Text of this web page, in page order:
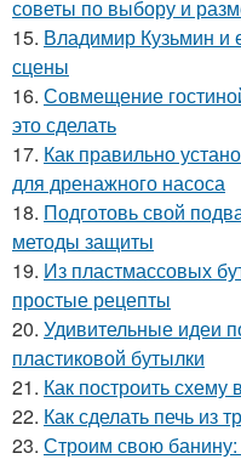
советы по выбору и
15. Владимир Кузьмин и
сцены
16. Совмещение
это сделать
17. Как правильно
для дренажного насоса
18. Подготовь свой
методы защиты
19. Из пластмассовых
простые рецепты
20. Удивительные идеи
пластиковой бутылки
21. Как построить
22. Как сделать печь из
23. Строим свою